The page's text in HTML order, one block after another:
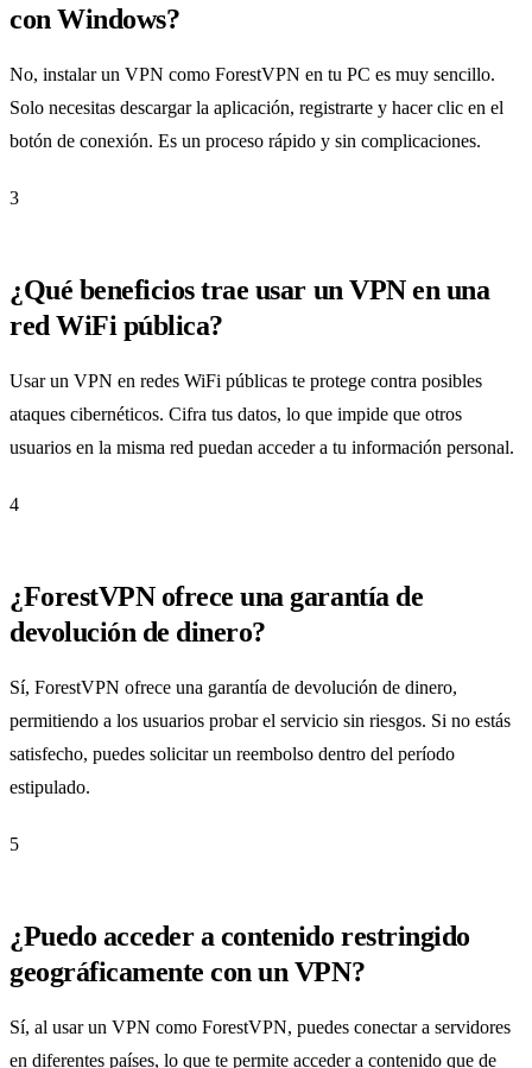
con Windows?
No, instalar un VPN como ForestVPN en tu PC es muy sencillo.
Solo necesitas descargar la aplicación, registrarte y hacer clic en el
botón de conexión. Es un proceso rápido y sin complicaciones.
3
¿Qué beneficios trae usar un VPN en una
red WiFi pública?
Usar un VPN en redes WiFi públicas te protege contra posibles
ataques cibernéticos. Cifra tus datos, lo que impide que otros
usuarios en la misma red puedan acceder a tu información personal.
4
¿ForestVPN ofrece una garantía de
devolución de dinero?
Sí, ForestVPN ofrece una garantía de devolución de dinero,
permitiendo a los usuarios probar el servicio sin riesgos. Si no estás
satisfecho, puedes solicitar un reembolso dentro del período
estipulado.
5
¿Puedo acceder a contenido restringido
geográficamente con un VPN?
Sí, al usar un VPN como ForestVPN, puedes conectar a servidores
en diferentes países, lo que te permite acceder a contenido que de